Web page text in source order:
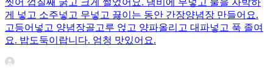
씻어 껍질째 굵고 크게 썰었어요. 냄비에 무넣고 물을 자박하
게 넣고 소주넣고 무넣고 끓이는 동안 간장양념장 만들어요.
고등어넣고 양념장골고루 얹고 양파올리고 대파넣고 푹 졸여
요. 밥도둑이랍니다. 엄청 맛있어요.